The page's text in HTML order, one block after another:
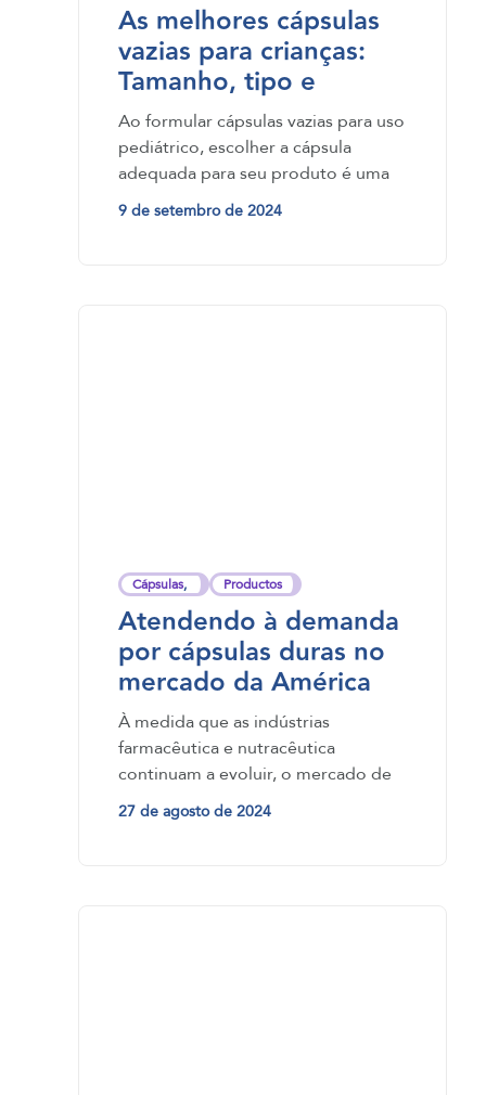
As melhores cápsulas
vazias para crianças:
Tamanho, tipo e
opções de sabor
Ao formular cápsulas vazias para uso
pediátrico, escolher a cápsula
adequada para seu produto é uma
decisão estratégica…
9 de setembro de 2024
Cápsulas, Productos
Atendendo à demanda
por cápsulas duras no
mercado da América
Latina
À medida que as indústrias
farmacêutica e nutracêutica
continuam a evoluir, o mercado de
cápsulas duras na América Latina
27 de agosto de 2024